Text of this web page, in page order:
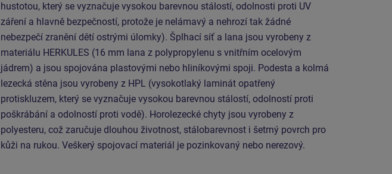
hustotou, který se vyznačuje vysokou barevnou stálostí, odolnosti proti UV
záření a hlavně bezpečností, protože je nelámavý a nehrozí tak žádné
nebezpečí zranění dětí ostrými úlomky). Šplhací síť a lana jsou vyrobeny z
materiálu HERKULES (16 mm lana z polypropylenu s vnitřním ocelovým
jádrem) a jsou spojována plastovými nebo hliníkovými spoji. Podesta a kolmá
lezecká stěna jsou vyrobeny z HPL (vysokotlaký laminát opatřený
protiskluzem, který se vyznačuje vysokou barevnou stálostí, odolností proti
poškrábání a odolností proti vodě). Horolezecké chyty jsou vyrobeny z
polyesteru, což zaručuje dlouhou životnost, stálobarevnost i šetrný povrch pro
kůži na rukou. Veškerý spojovací materiál je pozinkovaný nebo nerezový.